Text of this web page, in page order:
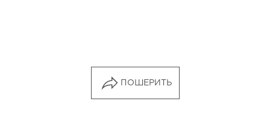
ПОШЕРИТЬ